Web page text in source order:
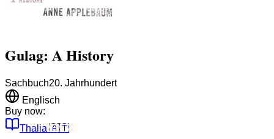
Gulag: A History
Sachbuch20. Jahrhundert
Englisch
Buy now:
Thalia 🇦🇹